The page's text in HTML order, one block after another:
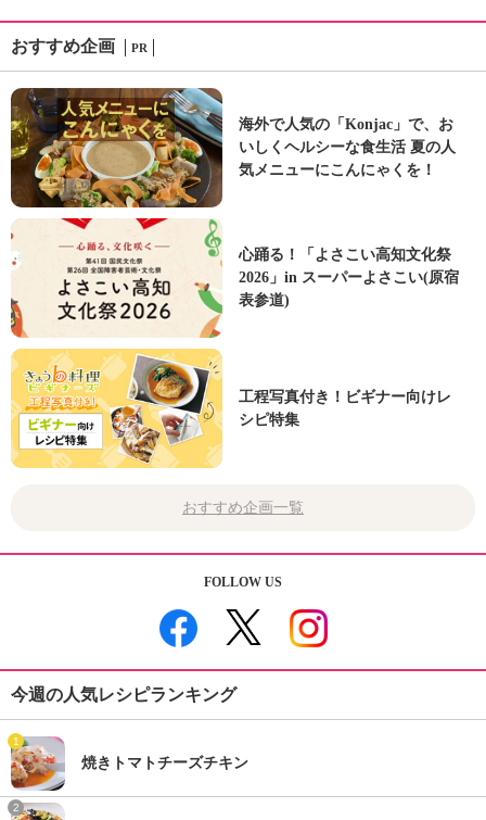
おすすめ企画 PR
海外で人気の「Konjac」で、お
いしくヘルシーな食生活 夏の人
気メニューにこんにゃくを！
心踊る！「よさこい高知文化祭
2026」in スーパーよさこい(原宿
表参道)
工程写真付き！ビギナー向けレ
シピ特集
おすすめ企画一覧
FOLLOW US
今週の人気レシピランキング
1
焼きトマトチーズチキン
2